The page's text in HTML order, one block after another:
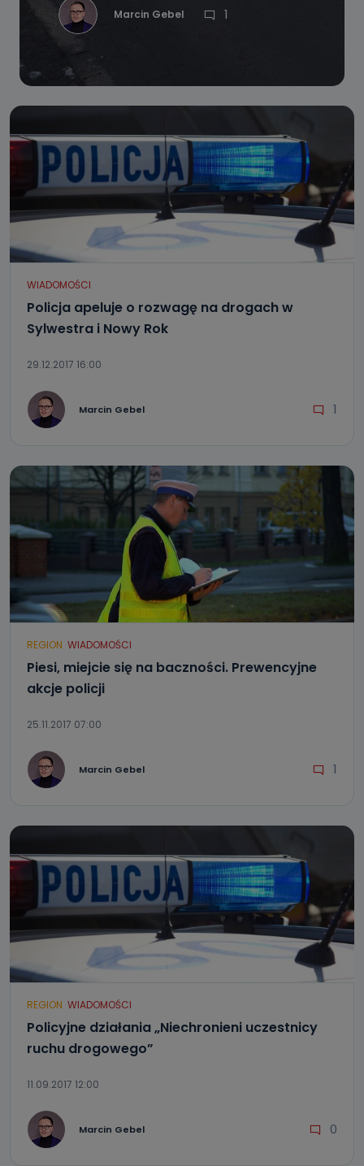
Marcin Gebel 1
WIADOMOŚCI
Policja apeluje o rozwagę na drogach w
Sylwestra i Nowy Rok
29.12.2017 16:00
Marcin Gebel 1
REGION WIADOMOŚCI
Piesi, miejcie się na baczności. Prewencyjne
akcje policji
25.11.2017 07:00
Marcin Gebel 1
REGION WIADOMOŚCI
Policyjne działania „Niechronieni uczestnicy
ruchu drogowego”
11.09.2017 12:00
Marcin Gebel 0